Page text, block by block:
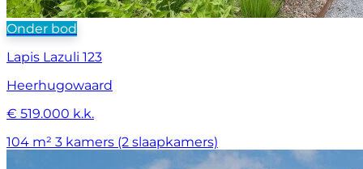
Onder bod
Lapis Lazuli 123
Heerhugowaard
€ 519.000 k.k.
104 m² 3 kamers (2 slaapkamers)